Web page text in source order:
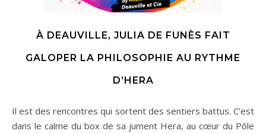
À DEAUVILLE, JULIA DE FUNÈS FAIT
GALOPER LA PHILOSOPHIE AU RYTHME
D’HERA
Il est des rencontres qui sortent des sentiers battus. C’est
dans le calme du box de sa jument Hera, au cœur du Pôle